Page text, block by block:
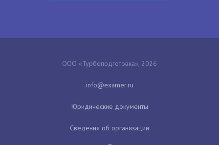
ООО «Турбоподготовка», 2026
Юридические документы
Сведения об организации